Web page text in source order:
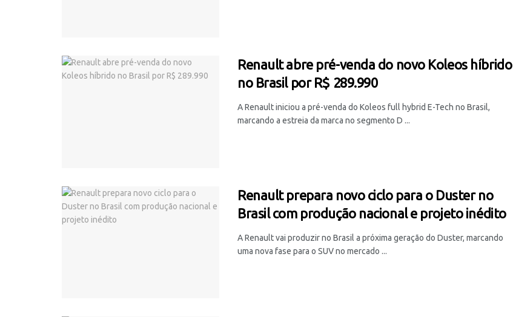
Renault abre pré-venda do novo Koleos híbrido
no Brasil por R$ 289.990
A Renault iniciou a pré-venda do Koleos full hybrid E-Tech no Brasil,
marcando a estreia da marca no segmento D ...
Renault prepara novo ciclo para o Duster no
Brasil com produção nacional e projeto inédito
A Renault vai produzir no Brasil a próxima geração do Duster, marcando
uma nova fase para o SUV no mercado ...